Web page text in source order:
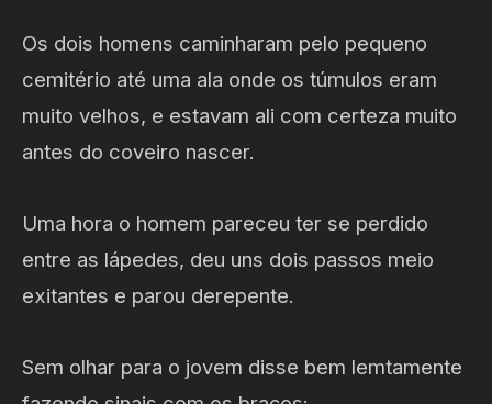
Os dois homens caminharam pelo pequeno
cemitério até uma ala onde os túmulos eram
muito velhos, e estavam ali com certeza muito
antes do coveiro nascer.
Uma hora o homem pareceu ter se perdido
entre as lápedes, deu uns dois passos meio
exitantes e parou derepente.
Sem olhar para o jovem disse bem lemtamente